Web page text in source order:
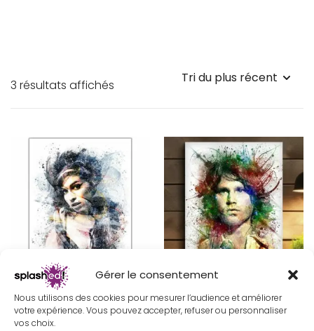
Gérer le consentement
Nous utilisons des cookies pour mesurer l’audience et améliorer
votre expérience. Vous pouvez accepter, refuser ou personnaliser
vos choix.
3 résultats affichés
récent
au
plus
ancien
Tableau d’Amy Winehouse –
Peinture
À partir de30,00€
Peinture digitale imprimée sur
toile – Déco intérieure